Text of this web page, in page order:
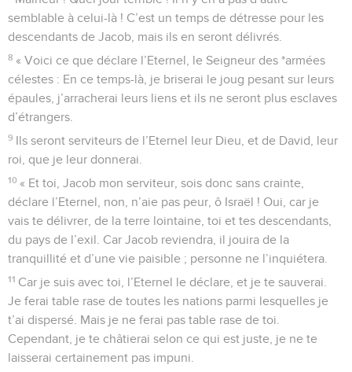
semblable à celui-là ! C’est un temps de détresse pour les
descendants de Jacob, mais ils en seront délivrés.
8 « Voici ce que déclare l’Eternel, le Seigneur des *armées
célestes : En ce temps-là, je briserai le joug pesant sur leurs
épaules, j’arracherai leurs liens et ils ne seront plus esclaves
d’étrangers.
9 Ils seront serviteurs de l’Eternel leur Dieu, et de David, leur
roi, que je leur donnerai.
10 « Et toi, Jacob mon serviteur, sois donc sans crainte,
déclare l’Eternel, non, n’aie pas peur, ô Israël ! Oui, car je
vais te délivrer, de la terre lointaine, toi et tes descendants,
du pays de l’exil. Car Jacob reviendra, il jouira de la
tranquillité et d’une vie paisible ; personne ne l’inquiétera.
11 Car je suis avec toi, l’Eternel le déclare, et je te sauverai.
Je ferai table rase de toutes les nations parmi lesquelles je
t’ai dispersé. Mais je ne ferai pas table rase de toi.
Cependant, je te châtierai selon ce qui est juste, je ne te
laisserai certainement pas impuni.